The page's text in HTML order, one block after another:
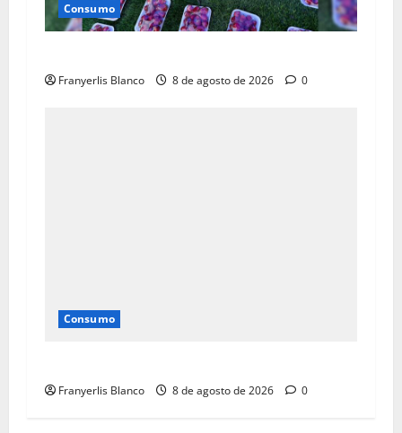
Consumo
Franyerlis Blanco 8 de agosto de 2026 0
Consumo
Franyerlis Blanco 8 de agosto de 2026 0